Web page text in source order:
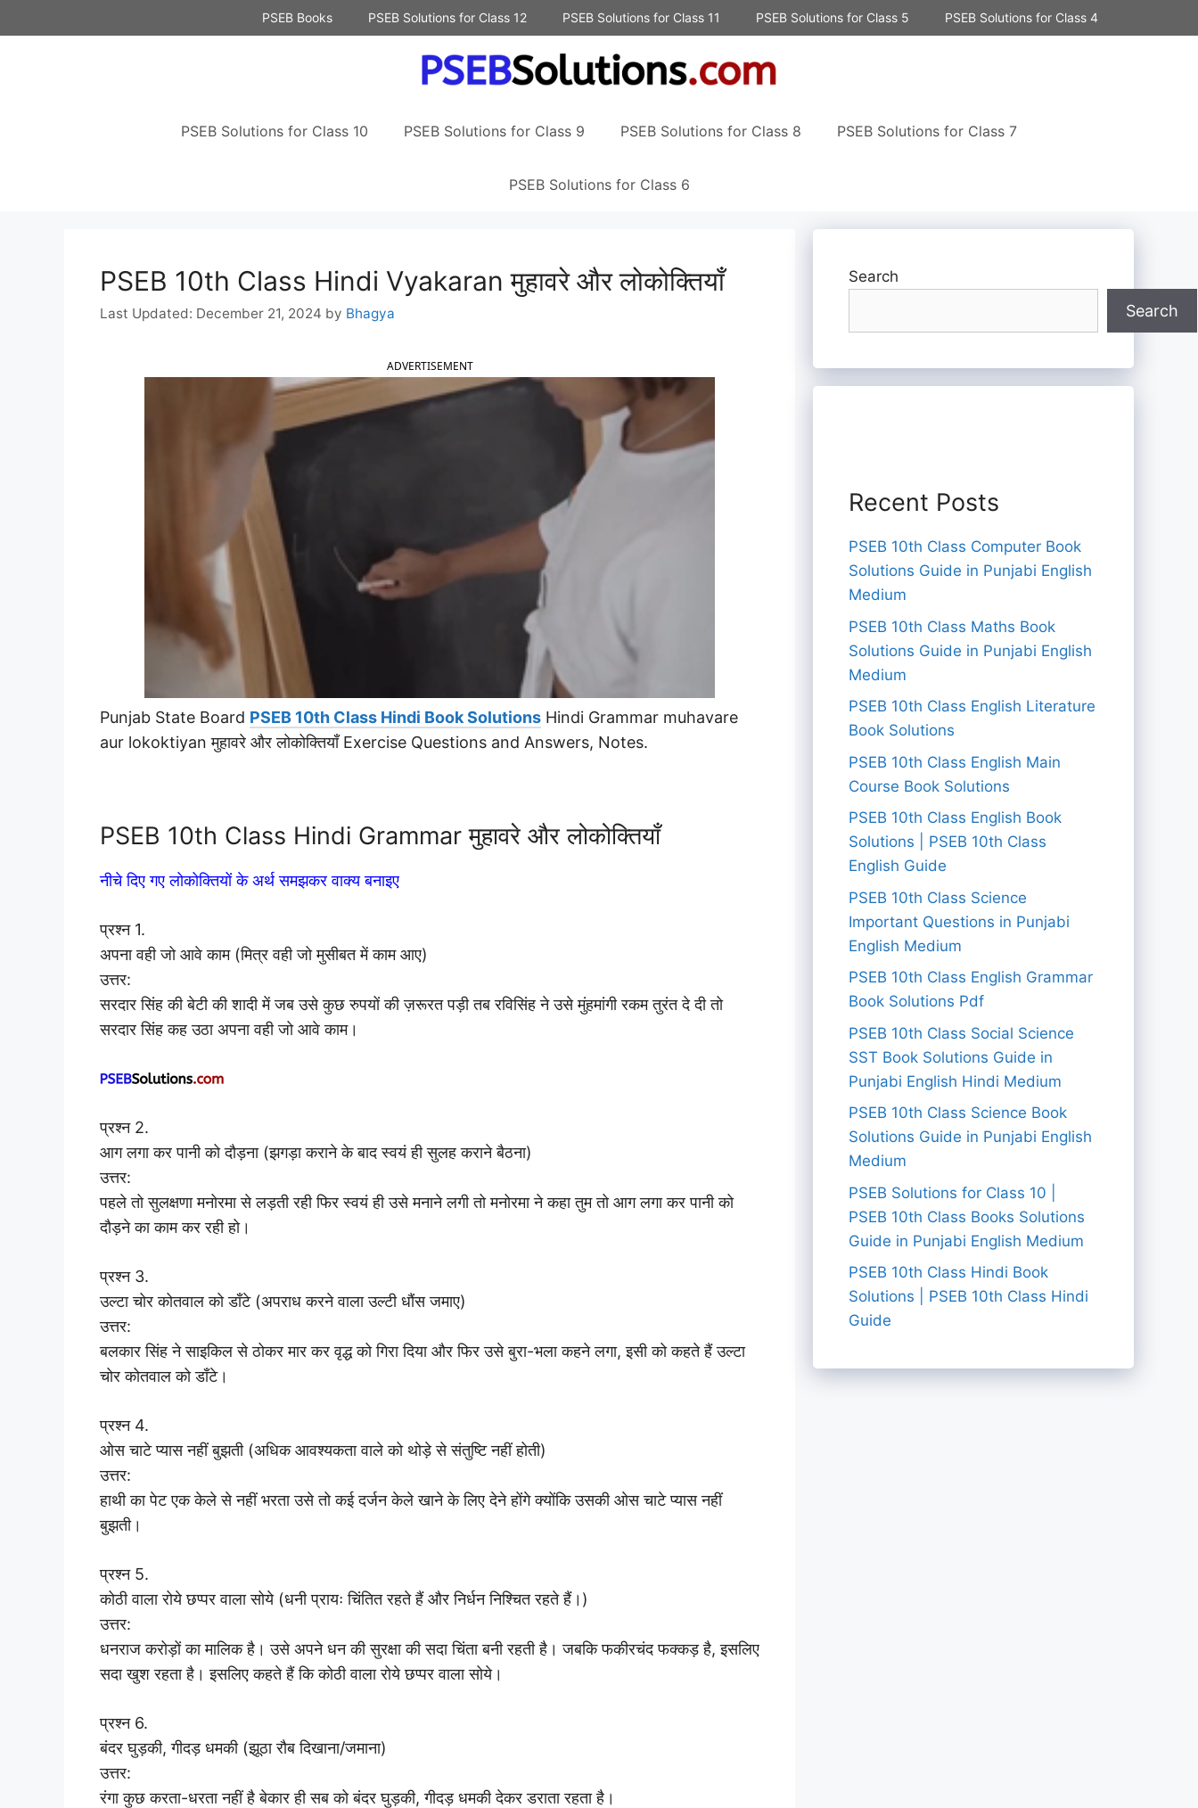
to
PSEB Books PSEB Solutions for Class 12 PSEB Solutions for Class 11 PSEB Solutions for Class 5 PSEB Solutions for Class 4
PSEB Solutions for Class 10 PSEB Solutions for Class 9 PSEB Solutions for Class 8 PSEB Solutions for Class 7
PSEB Solutions for Class 6
PSEB 10th Class Hindi Vyakaran मुहावरे और लोकोक्तियाँ
December 21, 2024 by Bhagya
ADVERTISEMENT
Punjab State Board PSEB 10th Class Hindi Book Solutions Hindi Grammar muhavare
aur lokoktiyan मुहावरे और लोकोक्तियाँ Exercise Questions and Answers, Notes.
PSEB 10th Class Hindi Grammar मुहावरे और लोकोक्तियाँ
नीचे दिए गए लोकोक्तियों के अर्थ समझकर वाक्य बनाइए
प्रश्न 1.
अपना वही जो आवे काम (मित्र वही जो मुसीबत में काम आए)
उत्तर:
सरदार सिंह की बेटी की शादी में जब उसे कुछ रुपयों की ज़रूरत पड़ी तब रविसिंह ने उसे मुंहमांगी रकम तुरंत दे दी तो
सरदार सिंह कह उठा अपना वही जो आवे काम।
प्रश्न 2.
आग लगा कर पानी को दौड़ना (झगड़ा कराने के बाद स्वयं ही सुलह कराने बैठना)
उत्तर:
पहले तो सुलक्षणा मनोरमा से लड़ती रही फिर स्वयं ही उसे मनाने लगी तो मनोरमा ने कहा तुम तो आग लगा कर पानी को
दौड़ने का काम कर रही हो।
प्रश्न 3.
उल्टा चोर कोतवाल को डाँटे (अपराध करने वाला उल्टी धौंस जमाए)
उत्तर:
बलकार सिंह ने साइकिल से ठोकर मार कर वृद्ध को गिरा दिया और फिर उसे बुरा-भला कहने लगा, इसी को कहते हैं उल्टा
चोर कोतवाल को डाँटे।
प्रश्न 4.
ओस चाटे प्यास नहीं बुझती (अधिक आवश्यकता वाले को थोड़े से संतुष्टि नहीं होती)
उत्तर:
हाथी का पेट एक केले से नहीं भरता उसे तो कई दर्जन केले खाने के लिए देने होंगे क्योंकि उसकी ओस चाटे प्यास नहीं
बुझती।
प्रश्न 5.
कोठी वाला रोये छप्पर वाला सोये (धनी प्रायः चिंतित रहते हैं और निर्धन निश्चित रहते हैं।)
उत्तर:
धनराज करोड़ों का मालिक है। उसे अपने धन की सुरक्षा की सदा चिंता बनी रहती है। जबकि फकीरचंद फक्कड़ है, इसलिए
सदा खुश रहता है। इसलिए कहते हैं कि कोठी वाला रोये छप्पर वाला सोये।
प्रश्न 6.
बंदर घुड़की, गीदड़ धमकी (झूठा रौब दिखाना/जमाना)
उत्तर:
रंगा कुछ करता-धरता नहीं है बेकार ही सब को बंदर घुड़की, गीदड़ धमकी देकर डराता रहता है।
Search
Search
Recent Posts
PSEB 10th Class Computer Book
Solutions Guide in Punjabi English
Medium
PSEB 10th Class Maths Book
Solutions Guide in Punjabi English
Medium
PSEB 10th Class English Literature
Book Solutions
PSEB 10th Class English Main
Course Book Solutions
PSEB 10th Class English Book
Solutions | PSEB 10th Class
English Guide
PSEB 10th Class Science
Important Questions in Punjabi
English Medium
PSEB 10th Class English Grammar
Book Solutions Pdf
PSEB 10th Class Social Science
SST Book Solutions Guide in
Punjabi English Hindi Medium
PSEB 10th Class Science Book
Solutions Guide in Punjabi English
Medium
PSEB Solutions for Class 10 |
PSEB 10th Class Books Solutions
Guide in Punjabi English Medium
PSEB 10th Class Hindi Book
Solutions | PSEB 10th Class Hindi
Guide